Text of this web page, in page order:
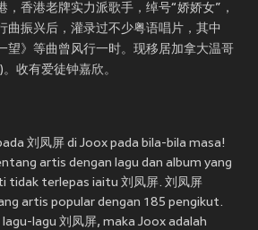
，香港老牌实力派歌手，绰号“娇娇女”，
曲振兴后，灌录过不少粤语唱片，其中
望》等曲曾风行一时。现移居加拿大温哥
收有爱徒钟嘉欣。
刘凤屏 di Joox pada bila-bila masa!
artis dengan lagu dan album yang
tidak terlepas iaitu 刘凤屏. 刘凤屏
artis popular dengan 185 pengikut.
lagu 刘凤屏, maka Joox adalah